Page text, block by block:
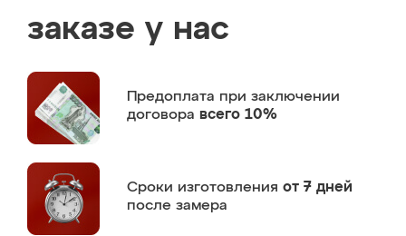
заказе у нас
Предоплата при заключении
договора всего 10%
Сроки изготовления от 7 дней
после замера